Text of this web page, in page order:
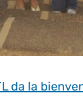
da la